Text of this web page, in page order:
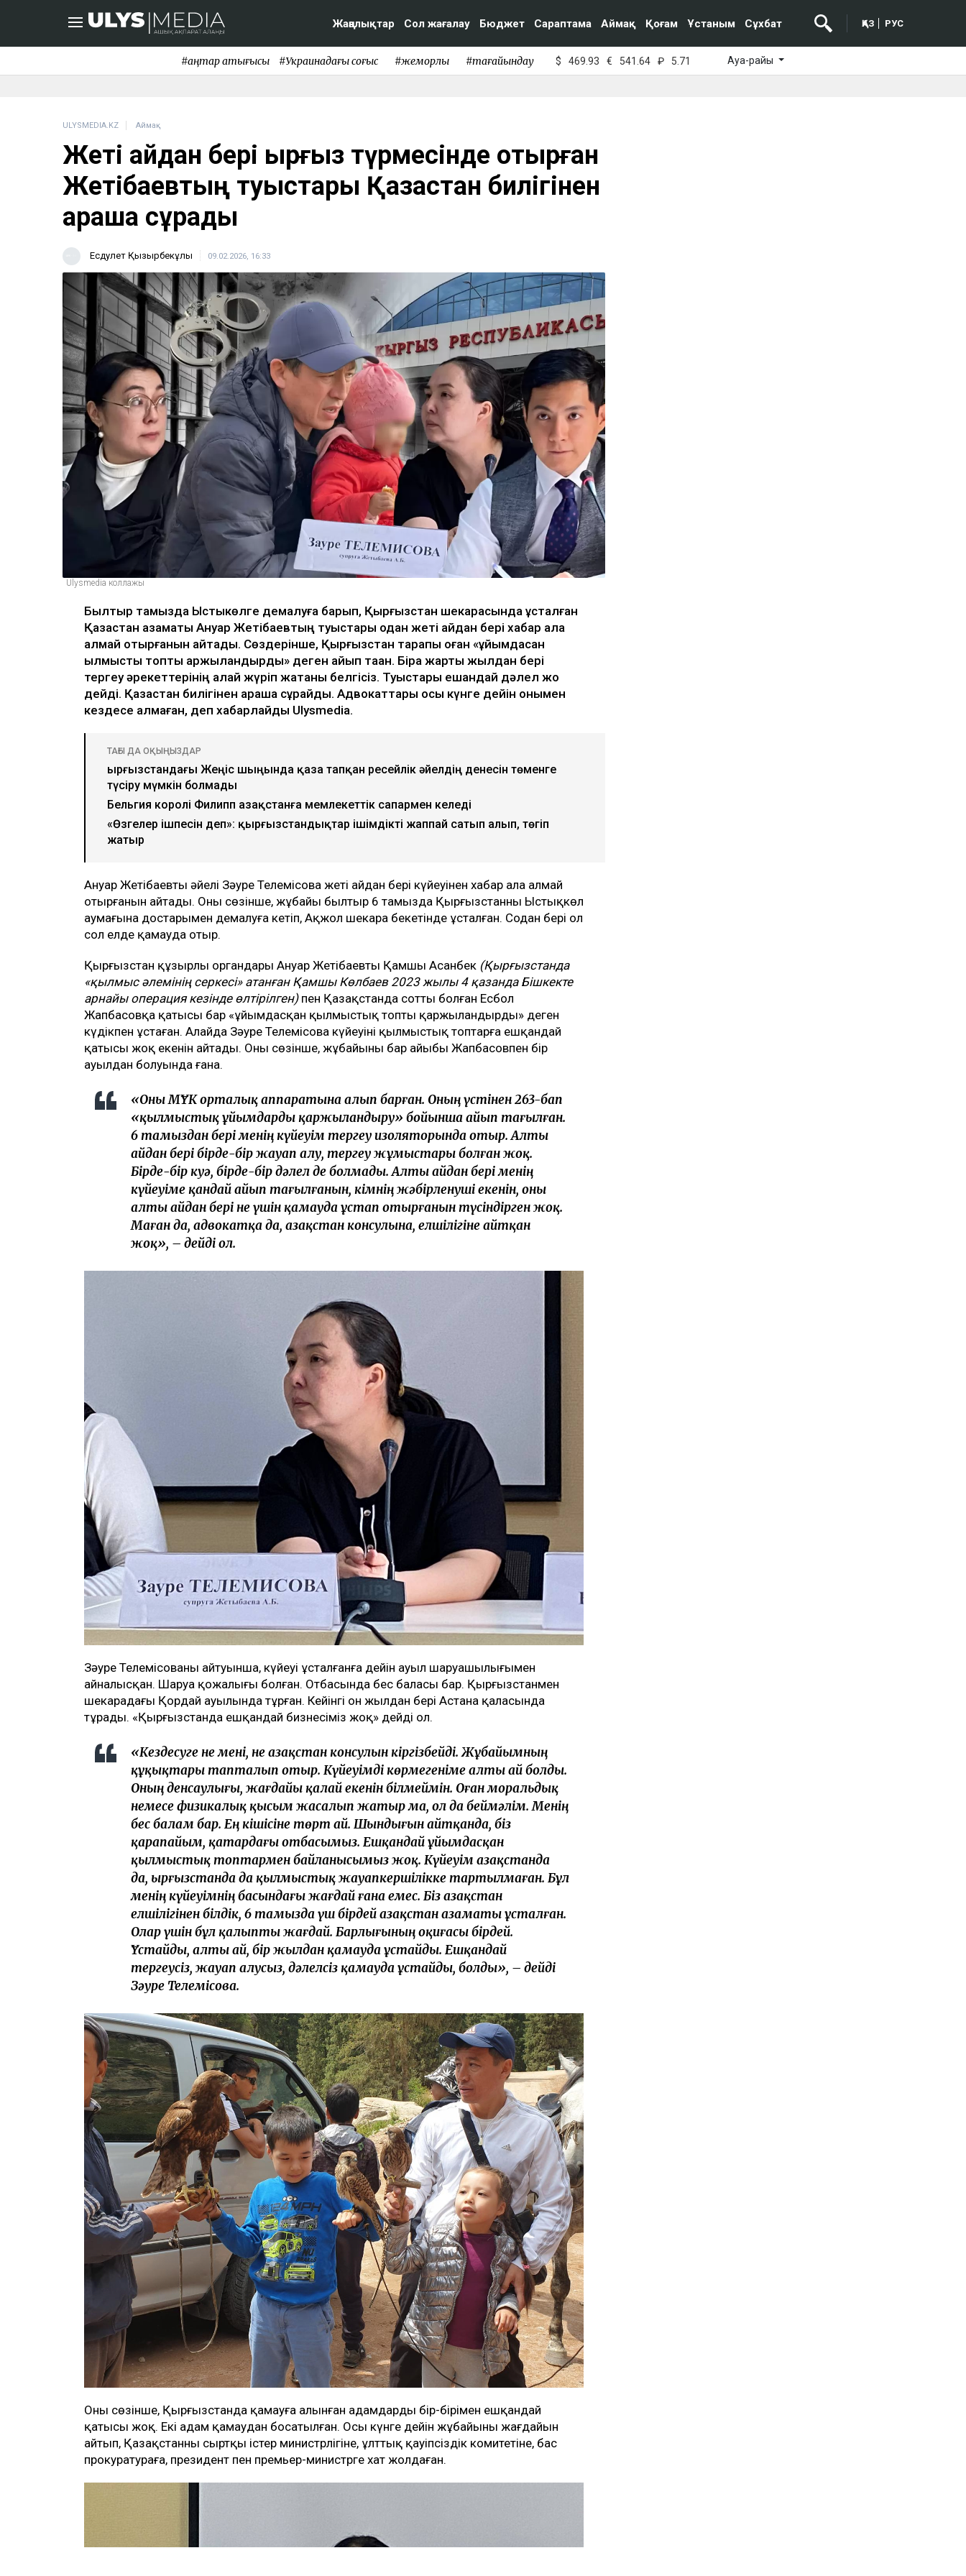
Жаңалықтар Сол жағалау Бюджет Сараптама Аймақ Қоғам Ұстаным Сұхбат ҚАЗ РУС
#қаңтар қақтығысы #Украинадағы соғыс #жемқорлық #тағайындау $ 469.93 € 541.64 ₽ 5.71 Ауа-райы
ULYSMEDIA.KZ Аймақ
Жеті айдан бері қырғыз түрмесінде отырған
Жетібаевтың туыстары Қазақстан билігінен
араша сұрады
Есдәулет Қызырбекұлы 09.02.2026, 16:33
Ulysmedia коллажы
Былтыр тамызда Ыстықкөлге демалуға барып, Қырғызстан шекарасында ұсталған
Қазақстан азаматы Ануар Жетібаевтың туыстары одан жеті айдан бері хабар ала
алмай отырғанын айтады. Сөздерінше, Қырғызстан тарапы оған «ұйымдасқан
қылмыстық топты қаржыландырды» деген айып таққан. Бірақ жарты жылдан бері
тергеу әрекеттерінің қалай жүріп жатқаны белгісіз. Туыстары ешқандай дәлел жоқ
дейді. Қазақстан билігінен араша сұрайды. Адвокаттары осы күнге дейін онымен
кездесе алмаған, деп хабарлайды Ulysmedia.
ТАҒЫ ДА ОҚЫҢЫЗДАР
Қырғызстандағы Жеңіс шыңында қаза тапқан ресейлік әйелдің денесін төменге
түсіру мүмкін болмады
Бельгия королі Филипп Қазақстанға мемлекеттік сапармен келеді
«Өзгелер ішпесін деп»: қырғызстандықтар ішімдікті жаппай сатып алып, төгіп
жатыр
Ануар Жетібаевтың әйелі Зәуре Телемісова жеті айдан бері күйеуінен хабар ала алмай
отырғанын айтады. Оның сөзінше, жұбайы былтыр 6 тамызда Қырғызстанның Ыстықкөл
аумағына достарымен демалуға кетіп, Ақжол шекара бекетінде ұсталған. Содан бері ол
сол елде қамауда отыр.
Қырғызстан құзырлы органдары Ануар Жетібаевты Қамшы Асанбек (Қырғызстанда
«қылмыс әлемінің серкесі»атанған Қамшы Көлбаев 2023 жылы4 қазанда Бішкекте
арнайы операция кезінде өлтірілген)пен Қазақстанда сотты болған Есбол
Жапбасовқа қатысы бар «ұйымдасқан қылмыстық топты қаржыландырды» деген
күдікпен ұстаған. Алайда Зәуре Телемісова күйеуінің қылмыстық топтарға ешқандай
қатысы жоқ екенін айтады. Оның сөзінше, жұбайының бар айыбы Жапбасовпен бір
ауылдан болуында ғана.
«Оны МҰҚК орталық аппаратына алып барған. Оның үстінен 263-бап
«қылмыстық ұйымдарды қаржыландыру» бойынша айып тағылған.
6 тамыздан бері менің күйеуім тергеу изоляторында отыр. Алты
айдан бері бірде-бір жауап алу, тергеу жұмыстары болған жоқ.
Бірде-бір куә, бірде-бір дәлел де болмады. Алты айдан бері менің
күйеуіме қандай айып тағылғанын, кімнің жәбірленуші екенін, оны
алты айдан бері не үшін қамауда ұстап отырғанын түсіндірген жоқ.
Маған да, адвокатқа да, Қазақстан консулына, елшілігіне айтқан
жоқ», – дейді ол.
Зәуре Телемісованың айтуынша, күйеуі ұсталғанға дейін ауыл шаруашылығымен
айналысқан. Шаруа қожалығы болған. Отбасында бес баласы бар. Қырғызстанмен
шекарадағы Қордай ауылында тұрған. Кейінгі он жылдан бері Астана қаласында
тұрады. «Қырғызстанда ешқандай бизнесіміз жоқ» дейді ол.
«Кездесуге не мені, не Қазақстан консулын кіргізбейді. Жұбайымның
құқықтары тапталып отыр. Күйеуімді көрмегеніме алты ай болды.
Оның денсаулығы, жағдайы қалай екенін білмеймін. Оған моральдық
немесе физикалық қысым жасалып жатыр ма, ол да беймәлім. Менің
бес балам бар. Ең кішісіне төрт ай. Шындығын айтқанда, біз
қарапайым, қатардағы отбасымыз. Ешқандай ұйымдасқан
қылмыстық топтармен байланысымыз жоқ. Күйеуім Қазақстанда
да, Қырғызстанда да қылмыстық жауапкершілікке тартылмаған. Бұл
менің күйеуімнің басындағы жағдай ғана емес. Біз Қазақстан
елшілігінен білдік, 6 тамызда үш бірдей Қазақстан азаматы ұсталған.
Олар үшін бұл қалыпты жағдай. Барлығының оқиғасы бірдей.
Ұстайды, алты ай, бір жылдан қамауда ұстайды. Ешқандай
тергеусіз, жауап алусыз, дәлелсіз қамауда ұстайды, болды», – дейді
Зәуре Телемісова.
Оның сөзінше, Қырғызстанда қамауға алынған адамдардың бір-бірімен ешқандай
қатысы жоқ. Екі адам қамаудан босатылған. Осы күнге дейін жұбайының жағдайын
айтып, Қазақстанның сыртқы істер министрлігіне, ұлттық қауіпсіздік комитетіне, бас
прокуратураға, президент пен премьер-министрге хат жолдаған.